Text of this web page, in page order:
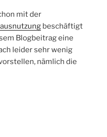
mit der
beschäftigt
Blogbeitrag eine
leider sehr wenig
nämlich die